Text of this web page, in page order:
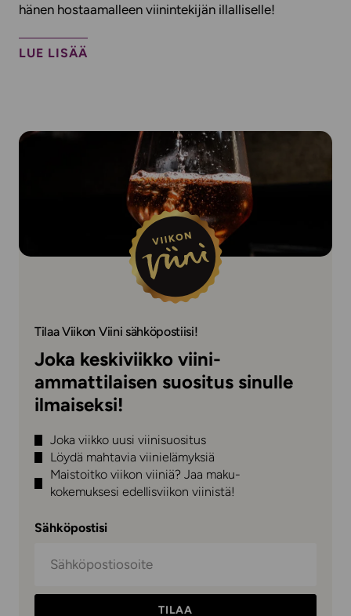
hänen hostaamalleen viinintekijän illalliselle!​
LUE LISÄÄ
Tilaa Viikon Viini sähköpostiisi!
Joka keskiviikko viini-
ammattilaisen suositus sinulle
ilmaiseksi!
Joka viikko uusi viinisuositus
Löydä mahtavia viinielämyksiä
Maistoitko viikon viiniä? Jaa maku-
kokemuksesi edellisviikon viinistä!
Sähköpostisi
TILAA